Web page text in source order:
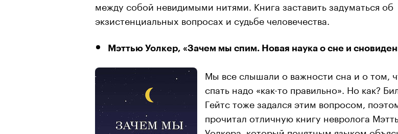
между собой невидимыми нитями. Книга заставить задуматься об
экзистенциальных вопросах и судьбе человечества.
Мэттью Уолкер, «Зачем мы спим. Новая наука о сне и
Мы все слышали о важности сна и о том,
спать надо «как-то правильно». Но как?
Гейтс тоже задался этим вопросом,
прочитал отличную книгу невролога